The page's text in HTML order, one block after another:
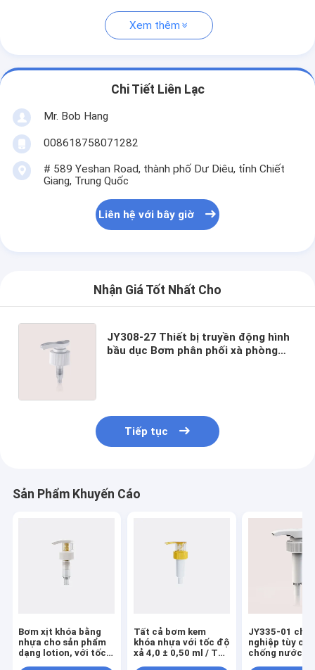
Xem thêm
Chi Tiết Liên Lạc
Mr. Bob Hang
008618758071282
# 589 Yeshan Road, thành phố Dư Diêu, tỉnh Chiết
Giang, Trung Quốc
Liên hệ với bây giờ
Nhận Giá Tốt Nhất Cho
JY308-27 Thiết bị truyền động hình
bầu dục Bơm phân phối xà phòng
Tiếp tục
Sản Phẩm Khuyến Cáo
Bơm xịt khóa bằng
nhựa cho sản phẩm
dạng lotion, với tốc
Tất cả bơm kem
khóa nhựa với tốc độ
xả 4,0 ± 0,50 ml / T
JY335-01
nghiệp tùy
chống nước